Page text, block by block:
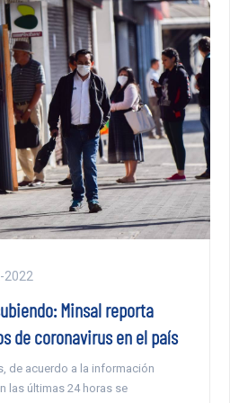
2022
Minsal reporta
de coronavirus en el país
de acuerdo a la información
las últimas 24 horas se